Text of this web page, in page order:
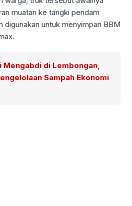
muatan ke tangki pendam
digunakan untuk menyimpan BBM
Mengabdi di Lembongan,
Sampah Ekonomi